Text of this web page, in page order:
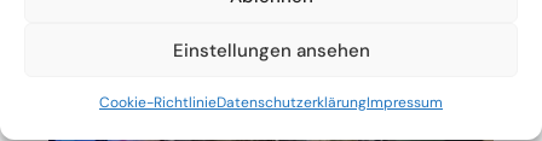
Einstellungen ansehen
Cookie-RichtlinieDatenschutzerklärungImpressum